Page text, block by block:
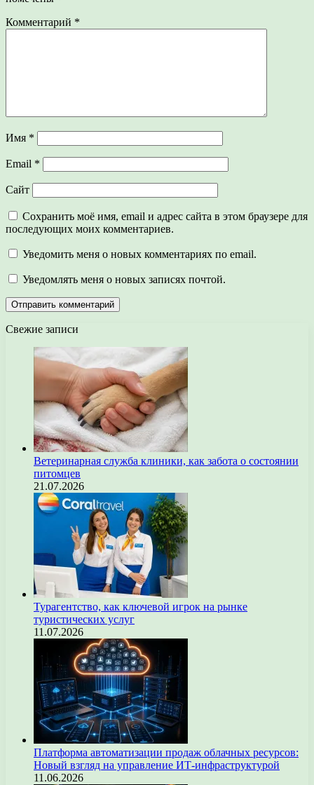
Комментарий *
Имя *
Email *
Сайт
Сохранить моё имя, email и адрес сайта в этом браузере для
последующих моих комментариев.
Уведомить меня о новых комментариях по email.
Уведомлять меня о новых записях почтой.
Свежие записи
Ветеринарная служба клиники, как забота о состоянии
питомцев
21.07.2026
Турагентство, как ключевой игрок на рынке
туристических услуг
11.07.2026
Платформа автоматизации продаж облачных ресурсов:
Новый взгляд на управление ИТ-инфраструктурой
11.06.2026